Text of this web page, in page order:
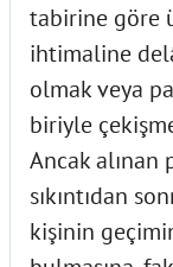
tabirine göre
ihtimaline
olmak veya
biriyle
Ancak alınan
sıkıntıdan
kişinin